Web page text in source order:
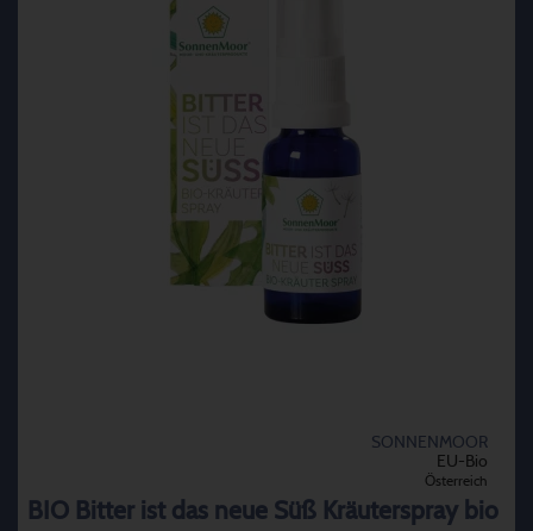
SONNENMOOR
EU-Bio
Österreich
BIO Bitter ist das neue Süß Kräuterspray bio